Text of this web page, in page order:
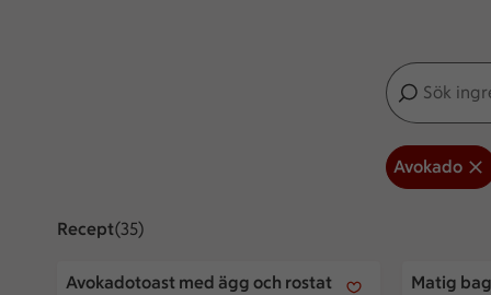
Sök
Inga förslag
Avokado
ReceptVisar 35 stycken
(35)
Avokadotoast med ägg och rostat
Avokadotoast med ägg och rostat bovete
Matig
Matig